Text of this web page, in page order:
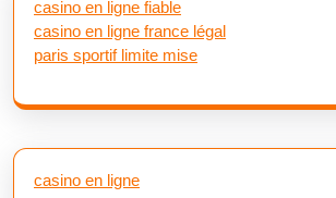
casino en ligne fiable
casino en ligne france légal
paris sportif limite mise
casino en ligne